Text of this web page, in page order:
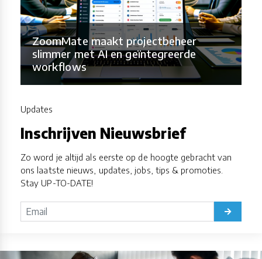
ZoomMate maakt projectbeheer
slimmer met AI en geïntegreerde
workflows
Updates
Inschrijven Nieuwsbrief
Zo word je altijd als eerste op de hoogte gebracht van
ons laatste nieuws, updates, jobs, tips & promoties.
Stay UP-TO-DATE!